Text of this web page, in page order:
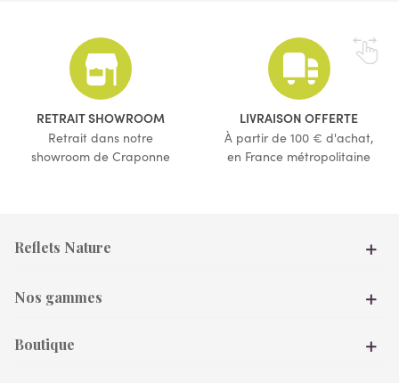
(8 avis) (1 avis)
RETRAIT SHOWROOM
Retrait dans notre
showroom de Craponne
LIVRAISON OFFERTE
À partir de 100 € d'achat,
en France métropolitaine
Reflets Nature
Nos gammes
Boutique